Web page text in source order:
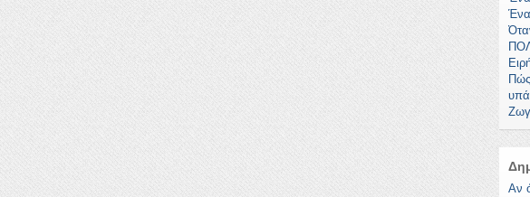
Αν